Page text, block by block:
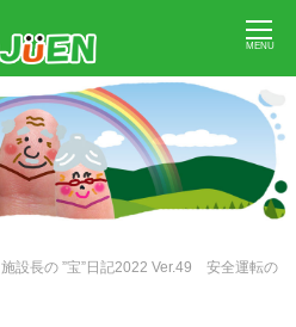
MENU
施設長の ”宝”日記2022 Ver.49 安全運転の